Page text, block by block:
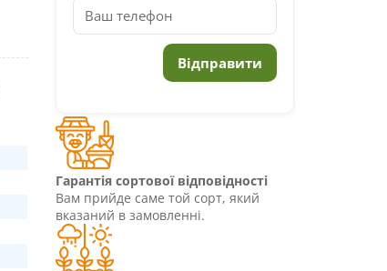
Гарантія сортової відповідності
Вам прийде саме той сорт, який
вказаний в замовленні.